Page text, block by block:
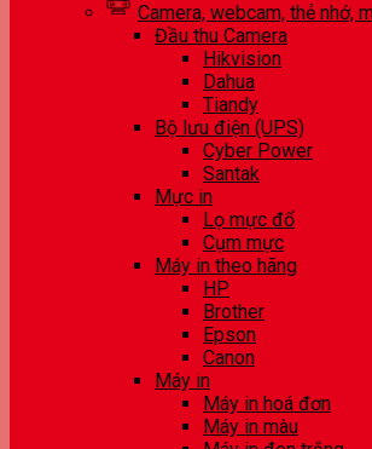
Camera, webcam, thẻ nhớ,
Đầu thu Camera
Hikvision
Dahua
Tiandy
Bộ lưu điện (UPS)
Cyber Power
Santak
Mực in
Lọ mực đổ
Cụm mực
Máy in theo hãng
HP
Brother
Epson
Canon
Máy in
Máy in hoá đơn
Máy in màu